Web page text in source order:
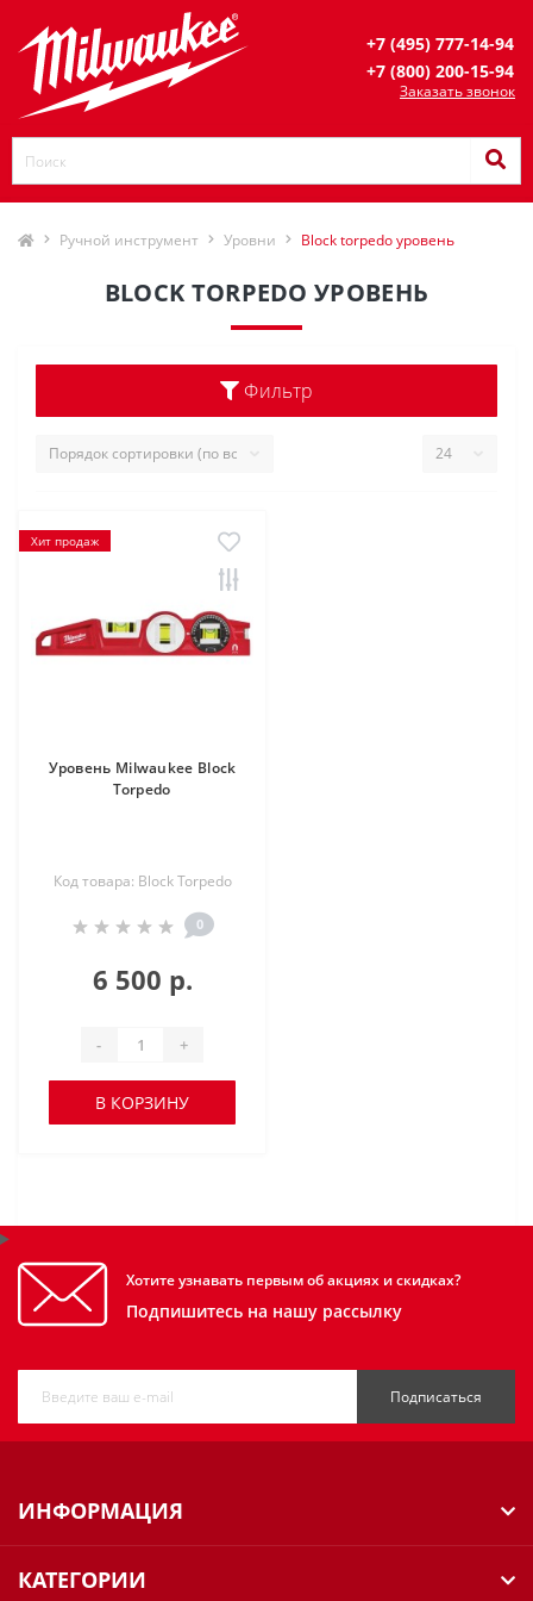
+7 (495) 777-14-94
+7 (800) 200-15-94
Заказать звонок
Ручной инструмент Уровни Block torpedo уровень
BLOCK TORPEDO УРОВЕНЬ
Фильтр
Хит продаж
Уровень Milwaukee Block
Torpedo
Код товара: Block Torpedo
0
6 500 р.
- +
В КОРЗИНУ
Хотите узнавать первым об акциях и скидках?
Подпишитесь на нашу рассылку
Подписаться
ИНФОРМАЦИЯ
КАТЕГОРИИ